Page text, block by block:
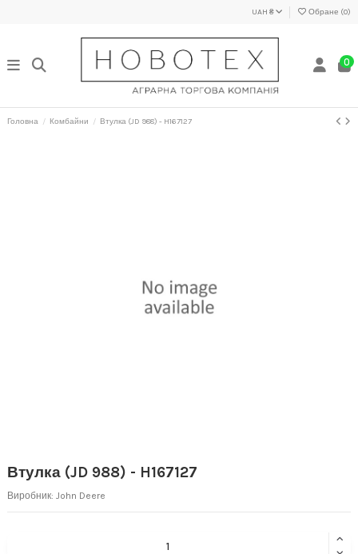
UAH ₴ Обране (0)
0
Головна Комбайни Втулка (JD 988) - H167127
Втулка (JD 988) - H167127
Виробник: John Deere